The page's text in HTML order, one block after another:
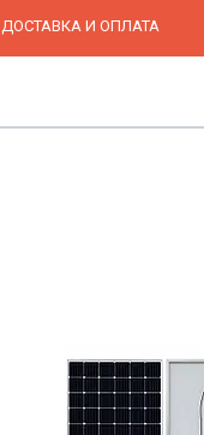
ДОСТАВКА И ОПЛАТА